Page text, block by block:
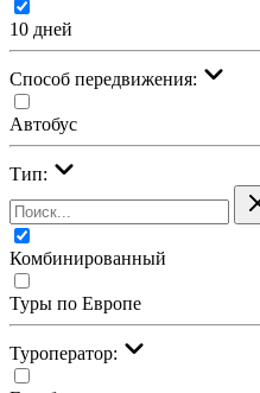
10 дней
Cпособ передвижения:
Автобус
Тип:
Комбинированный
Туры по Европе
Туроператор: